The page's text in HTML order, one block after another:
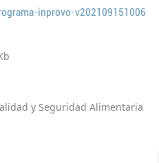
inprovo-v202109151006
y Seguridad Alimentaria